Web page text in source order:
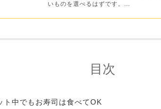
いものを選べるはずです。...
目次
ト中でもお寿司は食べてOK